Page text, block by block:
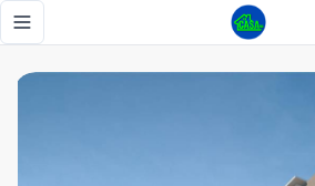
Toggle navigation menu
El proyecto más innovador en GAZCUE